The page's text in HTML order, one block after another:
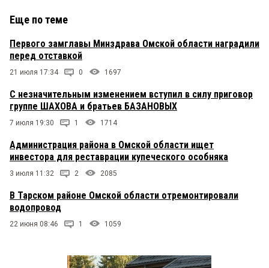
Еще по теме
Первого замглавы Минздрава Омской области наградили
перед отставкой
21 июля 17:34 0 1697
С незначительным изменением вступил в силу приговор
группе ШАХОВА и братьев БАЗАНОВЫХ
7 июля 19:30 1 1714
Администрация района в Омской области ищет
инвестора для реставрации купеческого особняка
3 июля 11:32 2 2085
В Тарском районе Омской области отремонтировали
водопровод
22 июня 08:46 1 1059